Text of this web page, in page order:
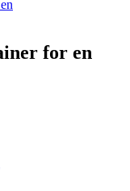
for en